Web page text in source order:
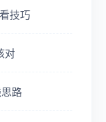
技巧
对
路